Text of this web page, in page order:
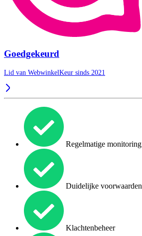
Goedgekeurd
Lid van WebwinkelKeur sinds 2021
Regelmatige monitoring
Duidelijke voorwaarden
Klachtenbeheer